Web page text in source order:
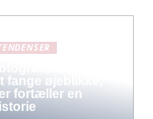
fange øjeblikke,
fortæller en